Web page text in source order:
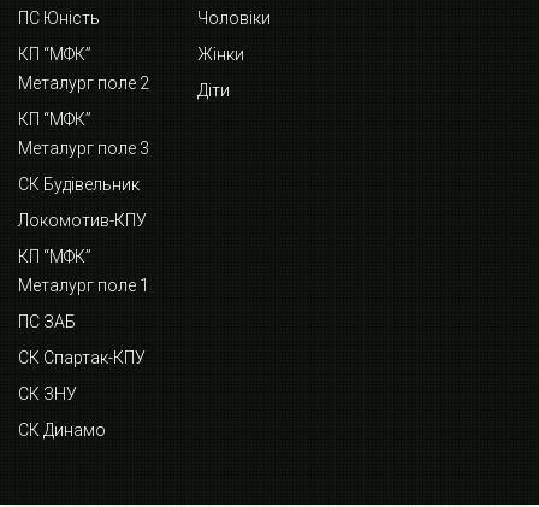
ПС Юність
КП “МФК”
Металург поле 2
КП “МФК”
Металург поле 3
СК Будівельник
Локомотив-КПУ
КП “МФК”
Металург поле 1
ПС ЗАБ
СК Спартак-КПУ
СК ЗНУ
СК Динамо
Чоловіки
Жінки
Діти